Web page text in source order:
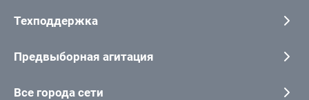
Техподдержка
Предвыборная агитация
Все города сети